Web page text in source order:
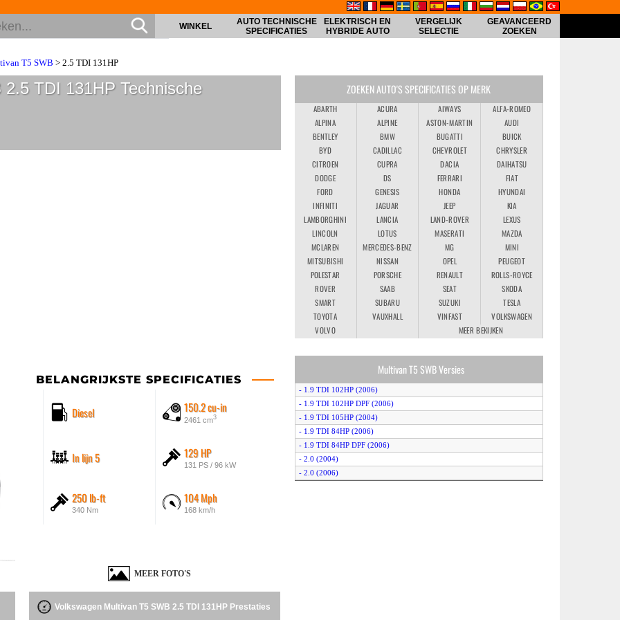
WINKEL
AUTO TECHNISCHE
SPECIFICATIES
ELEKTRISCH EN
HYBRIDE AUTO
VERGELIJK
SELECTIE
GEAVANCEERD
ZOEKEN
T5 SWB > 2.5 TDI 131HP
2.5 TDI 131HP Technische
BELANGRIJKSTE SPECIFICATIES
Diesel 150.2 cu-in
2461 cm3
In lijn 5 129 HP
131 PS / 96 kW
250 lb-ft
340 Nm
104 Mph
168 km/h
MEER FOTO'S
Volkswagen Multivan T5 SWB 2.5 TDI 131HP Prestaties
ZOEKEN AUTO'S SPECIFICATIES OP MERK
ABARTH ACURA AIWAYS
ALFA-ROMEO
ALPINA
ALPINE ASTON-MARTIN
AUDI
BENTLEY
BMW BUGATTI
BUICK
BYD
CADILLAC CHEVROLET
CHRYSLER
CITROEN
CUPRA DACIA
DAIHATSU
DODGE
DS FERRARI
FIAT
FORD
GENESIS HONDA
HYUNDAI
INFINITI
JAGUAR JEEP
KIA
LAMBORGHINI
LANCIA LAND-ROVER
LEXUS
LINCOLN
LOTUS MASERATI
MAZDA
MCLAREN
MERCEDES-BENZ MG
MINI
MITSUBISHI
NISSAN OPEL
PEUGEOT
POLESTAR
PORSCHE RENAULT
ROLLS-ROYCE
ROVER
SAAB SEAT
SKODA
SMART
SUBARU SUZUKI
TESLA
TOYOTA
VAUXHALL VINFAST
VOLKSWAGEN
VOLVO
MEER BEKIJKEN
Multivan T5 SWB Versies
- 1.9 TDI 102HP (2006)
- 1.9 TDI 102HP DPF (2006)
- 1.9 TDI 105HP (2004)
- 1.9 TDI 84HP (2006)
- 1.9 TDI 84HP DPF (2006)
- 2.0 (2004)
- 2.0 (2006)